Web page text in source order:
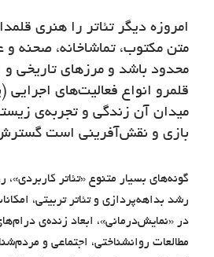
امروزه دیگر تئاتر را هنری
متن مکتوب، تماشاخانه، صحنه
محدود باشد و مرزهای تاریخی و
قلمرو انواع فعالیت‌های
میدان آن زندگی و تجربه‌ی
بازی و نقش‌آفرینی است
گونه‌های بسیار متنوع «تئاتر
رشد بداهه‌پردازی و تئاتر تربیتی،
در «نمایش‌درمانی»، ابعاد زنده‌ی
مطالعات روانشناختی، اجتماعی و